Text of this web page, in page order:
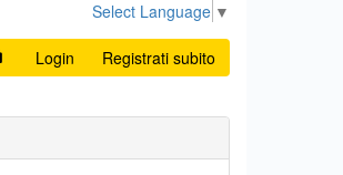
Select Language ▼
Login Registrati subito